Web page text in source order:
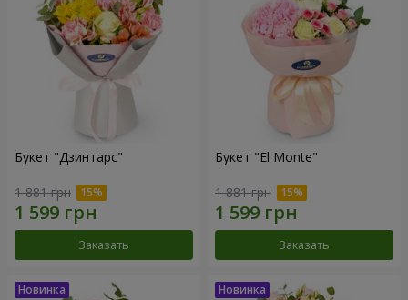
Букет "Дзинтарс"
1 881 грн
Заказать
Букет "El Monte"
1 881 грн
Заказать